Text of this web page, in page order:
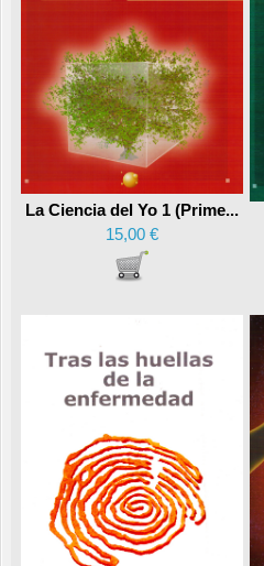
La Ciencia del Yo 1 (Prime...
15,00 €